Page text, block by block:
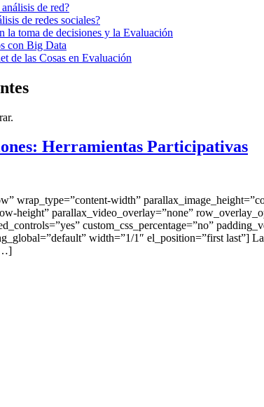
de red?
de redes sociales?
la toma de decisiones y la Evaluación
con Big Data
de las Cosas en Evaluación
Herramientas Participativas
wrap_type=”content-width”
height” parallax_video_overlay=”none”
custom_css_percentage=”no”
width=”1/1″ el_position=”first last”]